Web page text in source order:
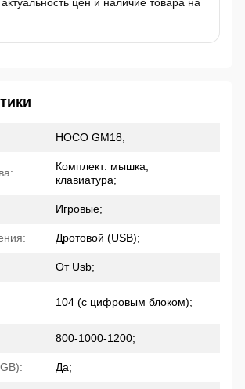
HOCO GM18;
Комплект: мышка,
клавиатура;
Игровые;
Дротовой (USB);
От Usb;
104 (с цифровым блоком);
800-1000-1200;
Да;